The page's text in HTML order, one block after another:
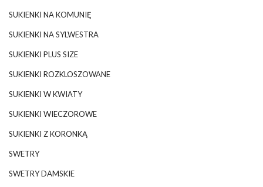
SUKIENKI NA KOMUNIĘ
SUKIENKI NA SYLWESTRA
SUKIENKI PLUS SIZE
SUKIENKI ROZKLOSZOWANE
SUKIENKI W KWIATY
SUKIENKI WIECZOROWE
SUKIENKI Z KORONKĄ
SWETRY
SWETRY DAMSKIE